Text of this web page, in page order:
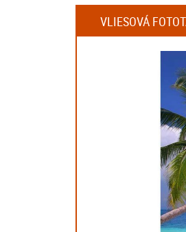
VLIESOVÁ